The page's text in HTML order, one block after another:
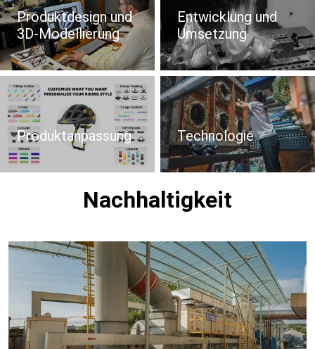
Produktdesign und
3D-Modellierung
Entwicklung und
Umsetzung
Produktanpassung Technologie
Nachhaltigkeit